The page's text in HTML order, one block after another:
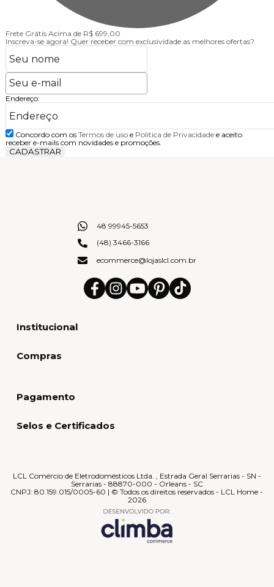
Frete Grátis Acima de R$ 699,00
Inscreva-se agora! Quer receber com exclusividade as melhores ofertas?
Endereço:
Concordo com os Termos de usoe Politica de Privacidadee aceito
receber e-mails com novidades e promoções.
CADASTRAR
Institucional
Compras
48 99945-5653
(48) 3466-3166
ecommerce@lojaslcl.com.br
Pagamento
Selos e Certificados
LCL Comércio de Eletrodomésticos Ltda. , Estrada Geral Serrarias - SN -
Serrarias - 88870-000 - Orleans - SC
CNPJ: 80.159.015/0005-60 | © Todos os direitos reservados - LCL Home -
2026